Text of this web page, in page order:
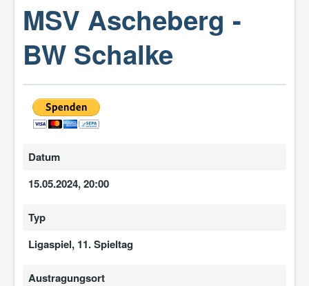
MSV Ascheberg -
BW Schalke
Datum
15.05.2024, 20:00
Typ
Ligaspiel, 11. Spieltag
Austragungsort